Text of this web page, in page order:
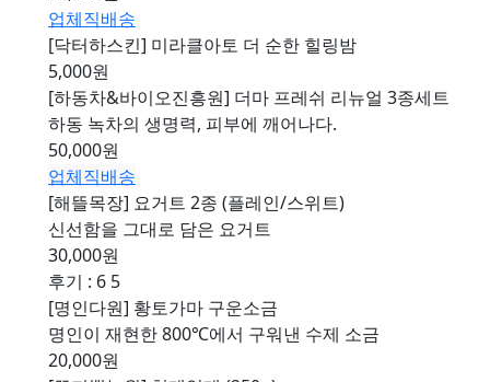
업체직배송
[닥터하스킨] 미라클아토 더 순한 힐링밤
5,000원
[하동차&바이오진흥원] 더마 프레쉬 리뉴얼 3종세트
하동 녹차의 생명력, 피부에 깨어나다.
50,000원
업체직배송
[해뜰목장] 요거트 2종 (플레인/스위트)
신선함을 그대로 담은 요거트
30,000원
후기 : 6 5
[명인다원] 황토가마 구운소금
명인이 재현한 800℃에서 구워낸 수제 소금
20,000원